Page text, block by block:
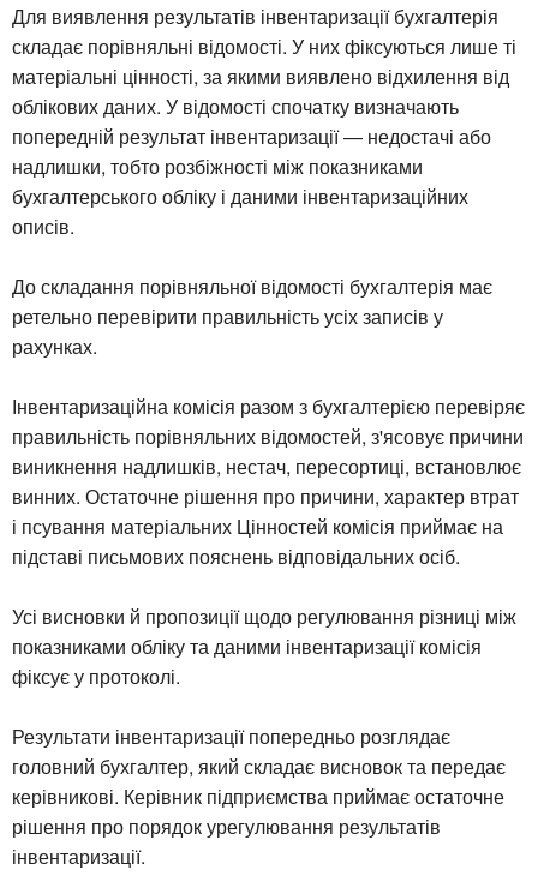
Для виявлення результатів інвентаризації бухгалтерія
складає порівняльні відомості. У них фіксуються лише ті
матеріальні цінності, за якими виявлено відхилення від
облікових даних. У відомості спочатку визначають
попередній результат інвентаризації — недостачі або
надлишки, тобто розбіжності між показниками
бухгалтерського обліку і даними інвентаризаційних
описів.
До складання порівняльної відомості бухгалтерія має
ретельно перевірити правильність усіх записів у
рахунках.
Інвентаризаційна комісія разом з бухгалтерією перевіряє
правильність порівняльних відомостей, з'ясовує причини
виникнення надлишків, нестач, пересортиці, встановлює
винних. Остаточне рішення про причини, характер втрат
і псування матеріальних Цінностей комісія приймає на
підставі письмових пояснень відповідальних осіб.
Усі висновки й пропозиції щодо регулювання різниці між
показниками обліку та даними інвентаризації комісія
фіксує у протоколі.
Результати інвентаризації попередньо розглядає
головний бухгалтер, який складає висновок та передає
керівникові. Керівник підприємства приймає остаточне
рішення про порядок урегулювання результатів
інвентаризації.